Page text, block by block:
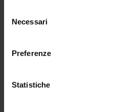
delNecessari
Preferenze
Statistiche
Rassegna stampa